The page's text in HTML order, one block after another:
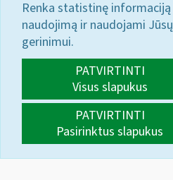
Renka statistinę
naudojimą ir naudojami
gerinimui.
PATVIRTINTI
Visus slapukus
PATVIRTINTI
Pasirinktus slapukus